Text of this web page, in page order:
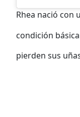
Rhea nació con
condición
pierden sus